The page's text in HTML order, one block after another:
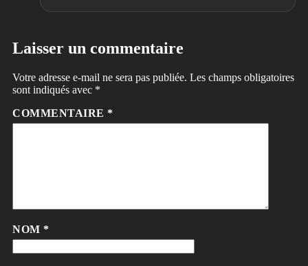
Laisser un commentaire
Votre adresse e-mail ne sera pas publiée. Les champs obligatoires
sont indiqués avec *
COMMENTAIRE *
NOM *